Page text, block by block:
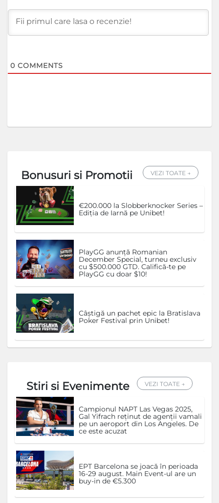
0 COMMENTS
Bonusuri si Promotii VEZI TOATE →
€200.000 la Slobberknocker Series –
Ediția de Iarnă pe Unibet!
PlayGG anunță Romanian
December Special, turneu exclusiv
cu $500.000 GTD. Califică-te pe
PlayGG cu doar $10!
Câștigă un pachet epic la Bratislava
Poker Festival prin Unibet!
Stiri si Evenimente VEZI TOATE →
Campionul NAPT Las Vegas 2025,
Gal Yifrach reținut de agenții vamali
pe un aeroport din Los Angeles. De
ce este acuzat
EPT Barcelona se joacă în perioada
16-29 august. Main Event-ul are un
buy-in de €5.300